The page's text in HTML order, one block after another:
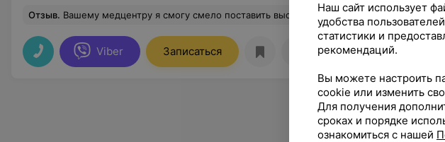
Отзыв. Вашему медцентру я смогу смело поставить высший балл. На ресепшене встречают милые и приветливые девушки, все очень удобно. Мне нужно было пройти УЗИ очень рада что смогла у вас пройти его быстро и получить грамотную консультацию!
Viber Записаться Отзывы33
Наш сайт использует
удобства
статистики и
рекомендаций.
Вы можете настроить
cookie или изменить
Для получения
сроках и порядке
ознакомиться с нашей